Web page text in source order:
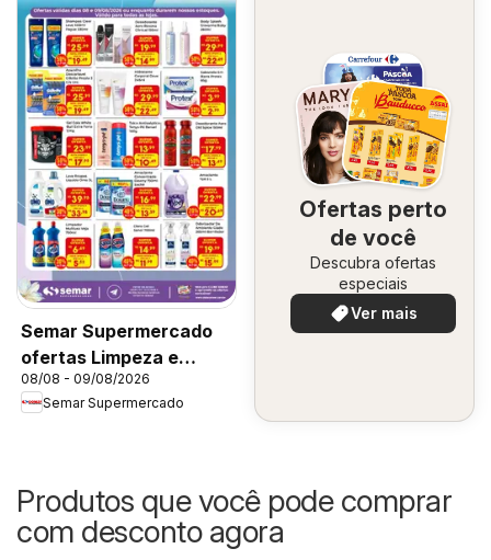
Semar Supermercado
ofertas Limpeza e
Perfumaria
08/08 - 09/08/2026
Semar Supermercado
Ofertas perto
de você
Descubra ofertas
especiais
Ver mais
Produtos que você pode comprar
com desconto agora